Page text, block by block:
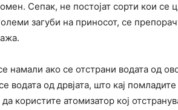
Сепак, не постојат сорти кои
загуби на приносот, се
намали ако се отстрани водата од
водата од дрвјата, што кај
користите атомизатор кој